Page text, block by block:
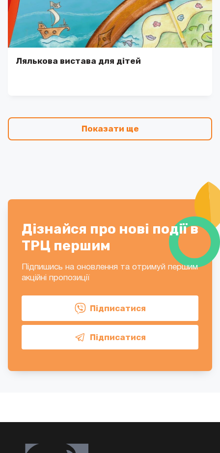
Лялькова вистава для дітей
Показати ще
Дізнайся про нові події в
ТРЦ першим
Підпишись на оновлення та отримуй першим
акційні пропозиції
Підписатися
Підписатися